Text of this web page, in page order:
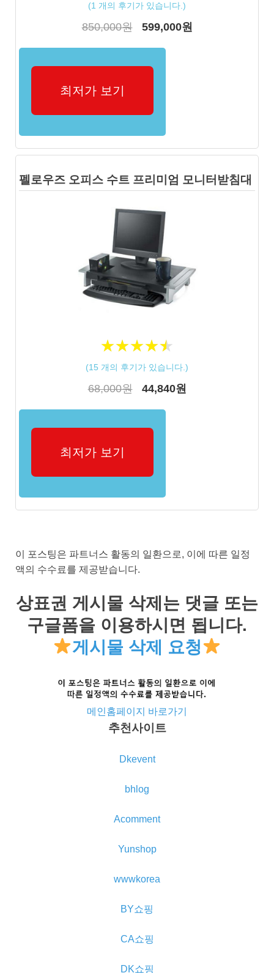
(1 개의 후기가 있습니다.)
850,000원 599,000원
최저가 보기
펠로우즈 오피스 수트 프리미엄 모니터받침대
★★★★★
★★★★★
(15 개의 후기가 있습니다.)
68,000원 44,840원
최저가 보기
이 포스팅은 파트너스 활동의 일환으로, 이에 따른 일정
액의 수수료를 제공받습니다.
상표권 게시물 삭제는 댓글 또는
구글폼을 이용하시면 됩니다.
게시물 삭제 요청
메인홈페이지 바로가기
추천사이트
Dkevent
bhlog
Acomment
Yunshop
wwwkorea
BY쇼핑
CA쇼핑
DK쇼핑